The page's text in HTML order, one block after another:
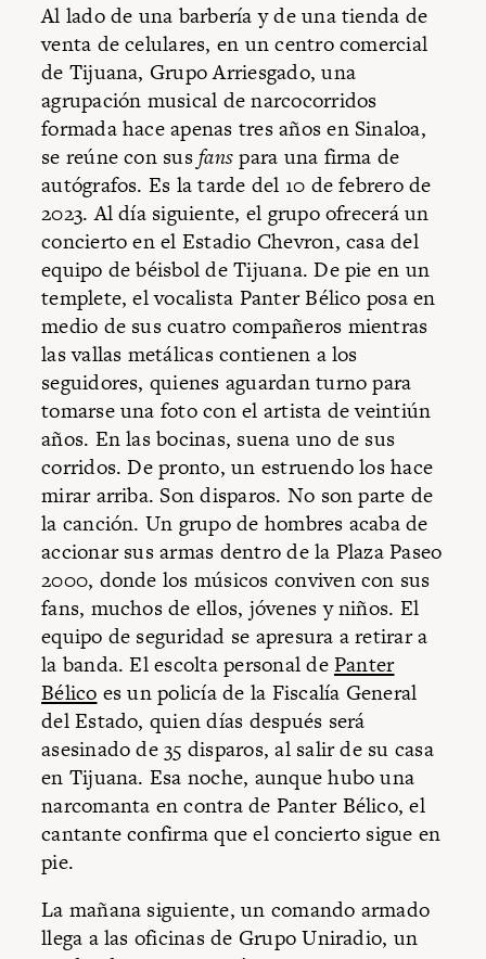
Al lado de una barbería y de una tienda de
venta de celulares, en un centro comercial
de Tijuana, Grupo Arriesgado, una
agrupación musical de narcocorridos
formada hace apenas tres años en Sinaloa,
se reúne con susfanspara una firma de
autógrafos. Es la tarde del 10 de febrero de
2023. Al día siguiente, el grupo ofrecerá un
concierto en el Estadio Chevron, casa del
equipo de béisbol de Tijuana. De pie en un
templete, el vocalista Panter Bélico posa en
medio de sus cuatro compañeros mientras
las vallas metálicas contienen a los
seguidores, quienes aguardan turno para
tomarse una foto con el artista de veintiún
años. En las bocinas, suena uno de sus
corridos. De pronto, un estruendo los hace
mirar arriba. Son disparos. No son parte de
la canción. Un grupo de hombres acaba de
accionar sus armas dentro de la Plaza Paseo
2000, donde los músicos conviven con sus
fans, muchos de ellos, jóvenes y niños. El
equipo de seguridad se apresura a retirar a
la banda. El escolta personal dePanter
Bélico es un policía de la Fiscalía General
del Estado, quien días después será
asesinado de 35 disparos, al salir de su casa
en Tijuana. Esa noche, aunque hubo una
narcomanta en contra de Panter Bélico, el
cantante confirma que el concierto sigue en
pie.
La mañana siguiente, un comando armado
llega a las oficinas de Grupo Uniradio, un